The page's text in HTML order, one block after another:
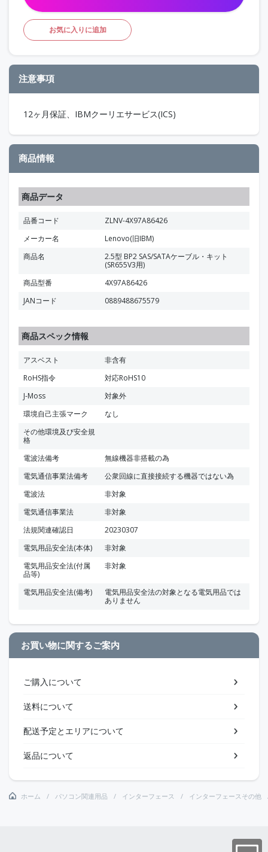
お気に入りに追加
注意事項
12ヶ月保証、IBMクーリエサービス(ICS)
商品情報
商品データ
品番コード
ZLNV-4X97A86426
メーカー名
Lenovo(旧IBM)
商品名
2.5型 BP2 SAS/SATAケーブル・キット
(SR655V3用)
商品型番
4X97A86426
JANコード
0889488675579
商品スペック情報
アスベスト
非含有
RoHS指令
対応RoHS10
J-Moss
対象外
環境自己主張マーク
なし
その他環境及び安全規
格
電波法備考
無線機器非搭載の為
電気通信事業法備考
公衆回線に直接接続する機器ではない為
電波法
非対象
電気通信事業法
非対象
法規関連確認日
20230307
電気用品安全法(本体)
非対象
電気用品安全法(付属
品等)
非対象
電気用品安全法(備考)
電気用品安全法の対象となる電気用品では
ありません
お買い物に関するご案内
ご購入について
送料について
配送予定とエリアについて
返品について
ホーム パソコン関連用品 インターフェース インターフェースその他